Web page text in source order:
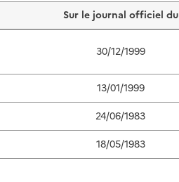
Sur le journal officiel du
30/12/1999
13/01/1999
24/06/1983
18/05/1983